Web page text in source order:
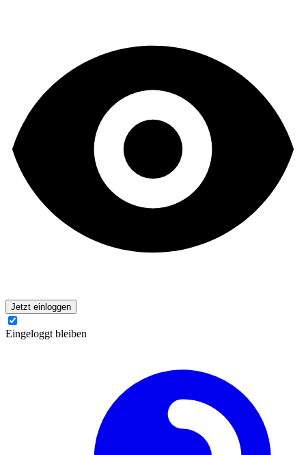
Jetzt einloggen
Eingeloggt bleiben